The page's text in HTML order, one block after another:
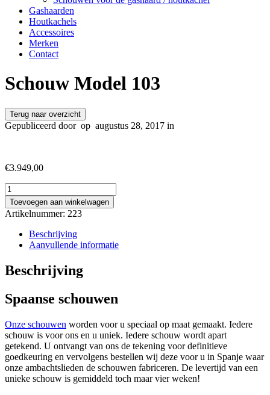
Gashaarden
Houtkachels
Accessoires
Merken
Contact
Schouw Model 103
Terug naar overzicht
Gepubliceerd door op augustus 28, 2017 in
€3.949,00
Schouw
Model
103
aantal
Toevoegen aan winkelwagen
Artikelnummer: 223
Beschrijving
Aanvullende informatie
Beschrijving
Spaanse schouwen
Onze schouwen worden voor u speciaal op maat gemaakt. Iedere
schouw is voor ons en u uniek. Iedere schouw wordt apart
getekend. U ontvangt van ons de tekening voor definitieve
goedkeuring en vervolgens bestellen wij deze voor u in Spanje waar
onze ambachtslieden de schouwen fabriceren. De levertijd van een
unieke schouw is gemiddeld toch maar vier weken!